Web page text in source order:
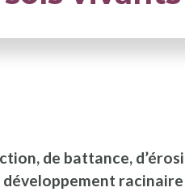
de battance,